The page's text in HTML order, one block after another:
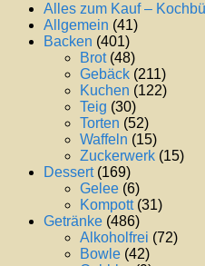
Alles zum Kauf –
Allgemein (41)
Backen (401)
Brot(48)
Gebäck (211)
Kuchen (122)
Teig (30)
Torten (52)
Waffeln (15)
Zuckerwerk (15)
Dessert(169)
Gelee (6)
Kompott(31)
Getränke (486)
Alkoholfrei (72)
Bowle (42)